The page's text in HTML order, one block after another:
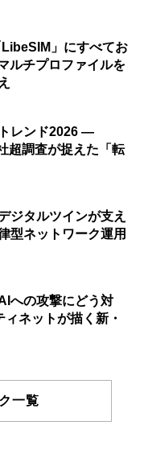
」にすべてお
ルチプロファイルを
レンド2026 ―
超調査が捉えた「転
ジタルツインが支え
型ネットワーク運用
への攻撃にどう対
ネットが描く新・
一覧